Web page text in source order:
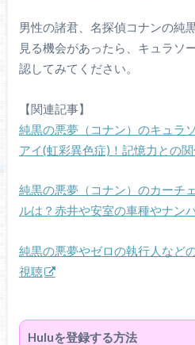
男性の諸君、名探偵コナンの純
見る機会があったら、キュラソ
認してみてください。
【関連記事】
純黒の悪夢（コナン）のキュラ
アイ(虹彩異色症)！記憶力との関
純黒の悪夢（コナン）のカーチ
ルは？赤井や安室の車種やナン
純黒の悪夢やゼロの執行人など
視聴
Huluを登録する方法